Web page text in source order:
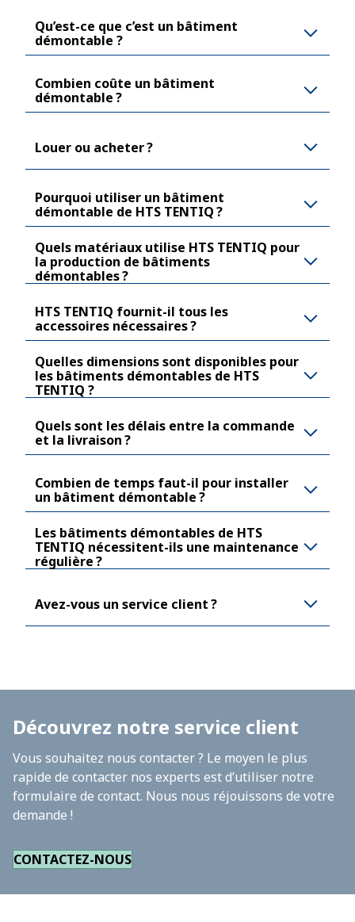
Qu’est-ce que c’est un bâtiment
démontable ?
Combien coûte un bâtiment
démontable ?
Louer ou acheter ?
Pourquoi utiliser un bâtiment
démontable de HTS TENTIQ ?
Quels matériaux utilise HTS TENTIQ pour
la production de bâtiments
démontables ?
HTS TENTIQ fournit-il tous les
accessoires nécessaires ?
Quelles dimensions sont disponibles pour
les bâtiments démontables de HTS
TENTIQ ?
Quels sont les délais entre la commande
et la livraison ?
Combien de temps faut-il pour installer
un bâtiment démontable ?
Les bâtiments démontables de HTS
TENTIQ nécessitent-ils une maintenance
régulière ?
Avez-vous un service client ?
Découvrez notre service client
Vous souhaitez nous contacter ? Le moyen le plus
rapide de contacter nos experts est d’utiliser notre
formulaire de contact. Nous nous réjouissons de votre
demande !
CONTACTEZ-NOUS